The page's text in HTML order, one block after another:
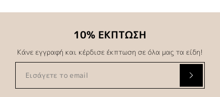
10% ΕΚΠΤΩΣΗ
Κάνε εγγραφή και κέρδισε έκπτωση σε όλα μας τα είδη!